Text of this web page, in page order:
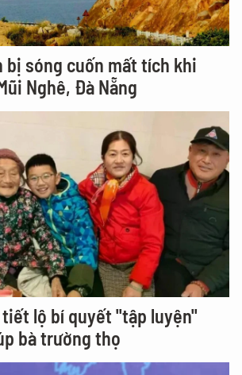
bị sóng cuốn mất tích khi
Nghê, Đà Nẵng
tiết lộ bí quyết "tập luyện"
bà trường thọ